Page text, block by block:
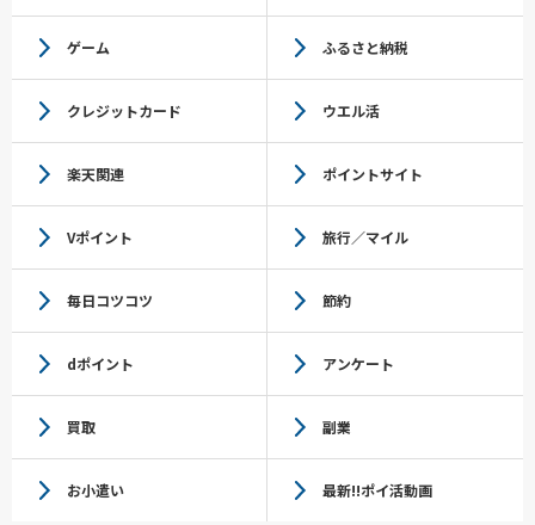
ゲーム ふるさと納税
クレジットカード ウエル活
楽天関連 ポイントサイト
Vポイント 旅行／マイル
毎日コツコツ 節約
dポイント アンケート
買取 副業
お小遣い 最新!!ポイ活動画